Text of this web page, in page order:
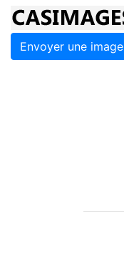
Envoyer une image